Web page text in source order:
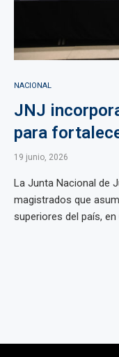
NACIONAL
JNJ
para
19 junio, 2026
La Junta Nacional de
magistrados que
superiores del país, en